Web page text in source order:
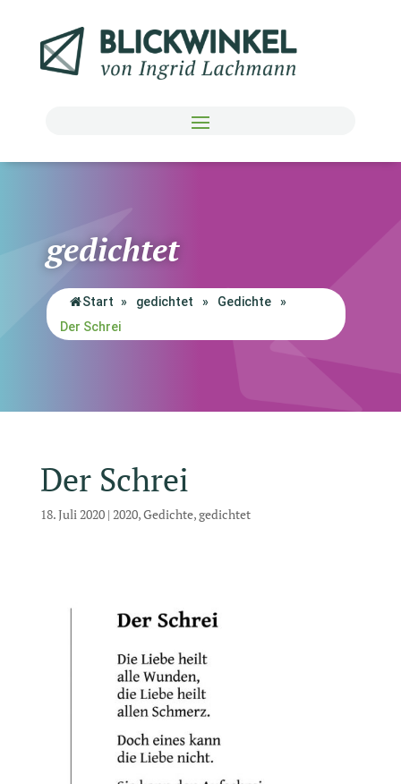
gedichtet
Start » gedichtet » Gedichte
»
Der Schrei
Der Schrei
18. Juli 2020| 2020,Gedichte,gedichtet